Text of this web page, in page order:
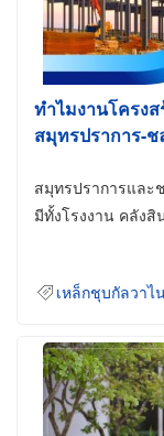
ทำไมงานโครง
สมุทรปราการ-
สมุทรปราการและ
มีทั้งโรงงาน คลัง
เหล็กชุบกัลวาไ